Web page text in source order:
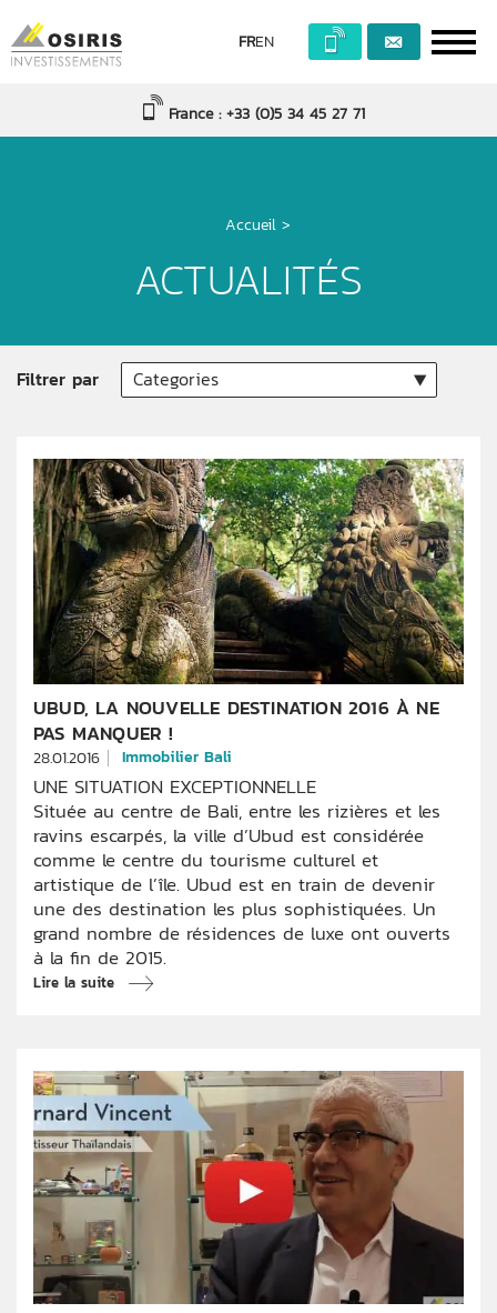
FREN
France : +33 (0)5 34 45 27 71
Accueil >
ACTUALITÉS
Filtrer par
UBUD, LA NOUVELLE DESTINATION 2016 À NE
PAS MANQUER !
28.01.2016 Immobilier Bali
UNE SITUATION EXCEPTIONNELLE
Située au centre de Bali, entre les rizières et les
ravins escarpés, la ville d’Ubud est considérée
comme le centre du tourisme culturel et
artistique de l’île. Ubud est en train de devenir
une des destination les plus sophistiquées. Un
grand nombre de résidences de luxe ont ouverts
à la fin de 2015.
Lire la suite